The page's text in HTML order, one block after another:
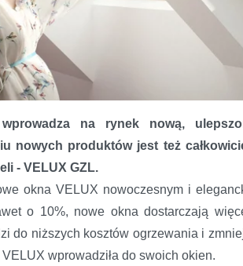
wprowadza na rynek nową,
nowych produktów jest też
- VELUX GZL.
okna VELUX nowoczesnym i
o 10%, nowe okna dostarczają
do niższych kosztów ogrzewania i
wprowadziła do swoich okien.